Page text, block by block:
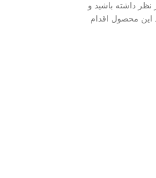
داشته باشید و
این محصول اقدام